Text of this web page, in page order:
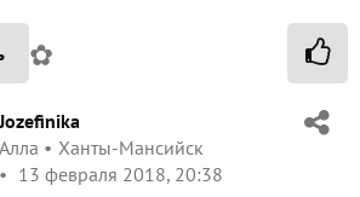
✿
Jozefinika
Алла
Ханты-Мансийск
13 февраля 2018, 20:38